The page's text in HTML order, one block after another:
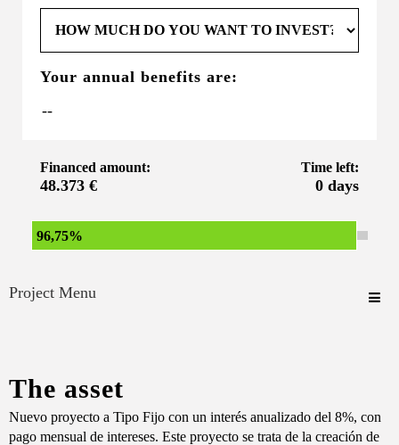
Your annual benefits are:
Financed amount:
48.373 €
Time left:
0 days
96,75%
Project Menu
The asset
Nuevo proyecto a Tipo Fijo con un interés anualizado del 8%, con
pago mensual de intereses. Este proyecto se trata de la creación de